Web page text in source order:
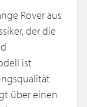
Rover aus
der die
ist
über einen